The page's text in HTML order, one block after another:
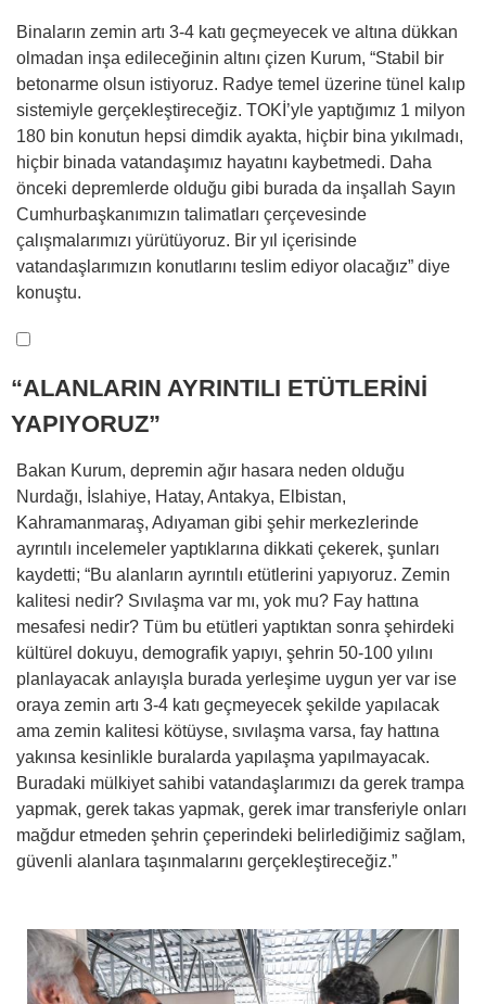
Binaların zemin artı 3-4 katı geçmeyecek ve altına dükkan
olmadan inşa edileceğinin altını çizen Kurum, “Stabil bir
betonarme olsun istiyoruz. Radye temel üzerine tünel kalıp
sistemiyle gerçekleştireceğiz. TOKİ’yle yaptığımız 1 milyon
180 bin konutun hepsi dimdik ayakta, hiçbir bina yıkılmadı,
hiçbir binada vatandaşımız hayatını kaybetmedi. Daha
önceki depremlerde olduğu gibi burada da inşallah Sayın
Cumhurbaşkanımızın talimatları çerçevesinde
çalışmalarımızı yürütüyoruz. Bir yıl içerisinde
vatandaşlarımızın konutlarını teslim ediyor olacağız” diye
konuştu.
“ALANLARIN AYRINTILI ETÜTLERİNİ
YAPIYORUZ”
Bakan Kurum, depremin ağır hasara neden olduğu
Nurdağı, İslahiye, Hatay, Antakya, Elbistan,
Kahramanmaraş, Adıyaman gibi şehir merkezlerinde
ayrıntılı incelemeler yaptıklarına dikkati çekerek, şunları
kaydetti; “Bu alanların ayrıntılı etütlerini yapıyoruz. Zemin
kalitesi nedir? Sıvılaşma var mı, yok mu? Fay hattına
mesafesi nedir? Tüm bu etütleri yaptıktan sonra şehirdeki
kültürel dokuyu, demografik yapıyı, şehrin 50-100 yılını
planlayacak anlayışla burada yerleşime uygun yer var ise
oraya zemin artı 3-4 katı geçmeyecek şekilde yapılacak
ama zemin kalitesi kötüyse, sıvılaşma varsa, fay hattına
yakınsa kesinlikle buralarda yapılaşma yapılmayacak.
Buradaki mülkiyet sahibi vatandaşlarımızı da gerek trampa
yapmak, gerek takas yapmak, gerek imar transferiyle onları
mağdur etmeden şehrin çeperindeki belirlediğimiz sağlam,
güvenli alanlara taşınmalarını gerçekleştireceğiz.”